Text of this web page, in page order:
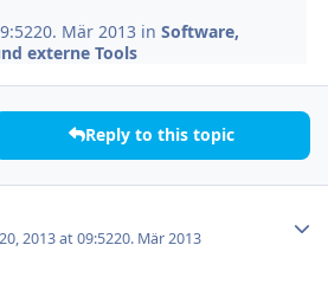
20. Mär 2013 inSoftware,
externe Tools
Reply to this topic
2013 at 09:5220. Mär 2013